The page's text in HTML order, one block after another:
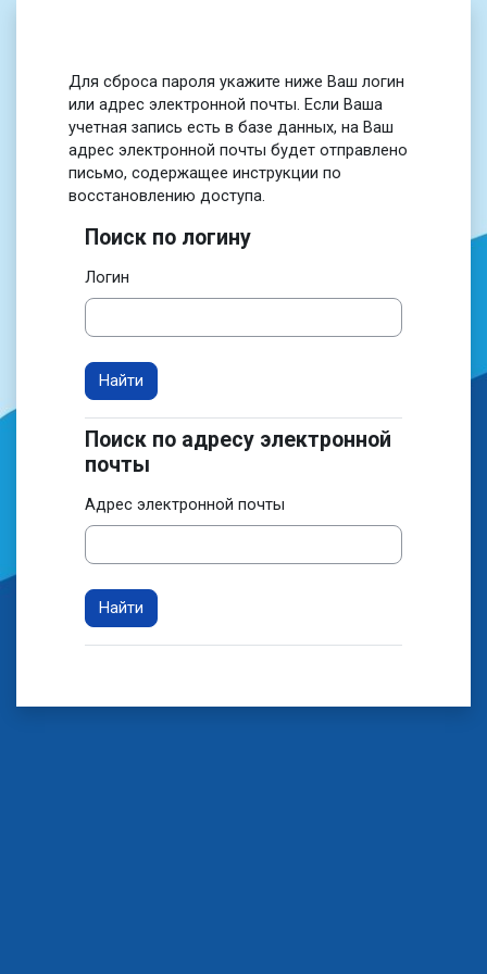
Для сброса пароля укажите ниже Ваш логин
или адрес электронной почты. Если Ваша
учетная запись есть в базе данных, на Ваш
адрес электронной почты будет отправлено
письмо, содержащее инструкции по
восстановлению доступа.
Поиск по логину
Поиск по логину
Логин
Поиск по адресу электронной почты
Поиск по адресу электронной
почты
Адрес электронной почты